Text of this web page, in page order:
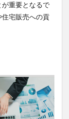
が重要となるで
宅販売への貢